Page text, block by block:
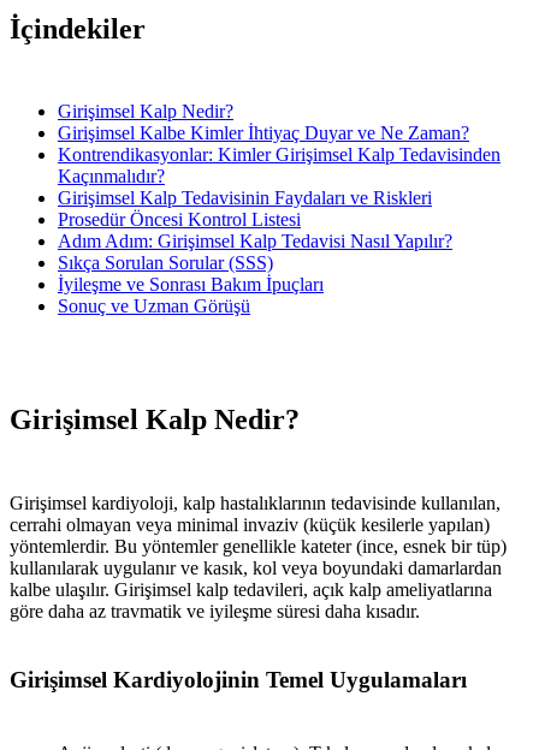
İçindekiler
Girişimsel Kalp Nedir?
Girişimsel Kalbe Kimler İhtiyaç Duyar ve Ne Zaman?
Kontrendikasyonlar: Kimler Girişimsel Kalp Tedavisinden
Kaçınmalıdır?
Girişimsel Kalp Tedavisinin Faydaları ve Riskleri
Prosedür Öncesi Kontrol Listesi
Adım Adım: Girişimsel Kalp Tedavisi Nasıl Yapılır?
Sıkça Sorulan Sorular (SSS)
İyileşme ve Sonrası Bakım İpuçları
Sonuç ve Uzman Görüşü
Girişimsel Kalp Nedir?
Girişimsel kardiyoloji, kalp hastalıklarının tedavisinde kullanılan,
cerrahi olmayan veya minimal invaziv (küçük kesilerle yapılan)
yöntemlerdir. Bu yöntemler genellikle kateter (ince, esnek bir tüp)
kullanılarak uygulanır ve kasık, kol veya boyundaki damarlardan
kalbe ulaşılır. Girişimsel kalp tedavileri, açık kalp ameliyatlarına
göre daha az travmatik ve iyileşme süresi daha kısadır.
Girişimsel Kardiyolojinin Temel Uygulamaları